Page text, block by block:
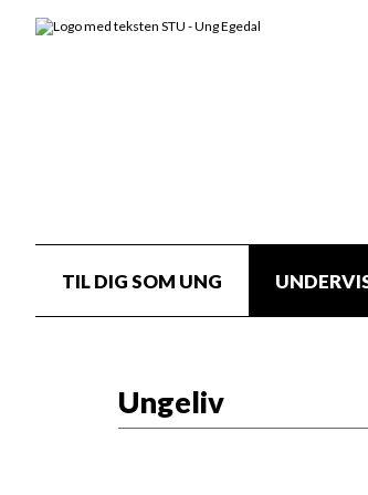
TIL DIG SOM UNG
Ungeliv